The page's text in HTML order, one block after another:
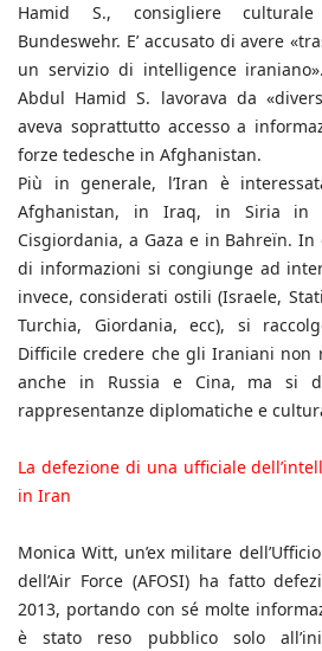
Hamid S., consigliere
Bundeswehr. E’ accusato di avere
un servizio di intelligence
Abdul Hamid S. lavorava da
aveva soprattutto accesso a
forze tedesche in Afghanistan.
Più in generale, l’Iran è
Afghanistan, in Iraq, in Siria in
Cisgiordania, a Gaza e in Bahreïn.
di informazioni si congiunge ad
invece, considerati ostili (Israele,
Turchia, Giordania, ecc), si
Difficile credere che gli Iraniani non
anche in Russia e Cina, ma si
rappresentanze diplomatiche e
La defezione di una ufficiale
in Iran
Monica Witt, un’ex militare
dell’Air Force (AFOSI) ha fatto
2013, portando con sé molte
è stato reso pubblico solo